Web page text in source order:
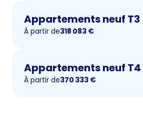
Appartements neuf T3
À partir de318 083 €
Appartements neuf T4
À partir de370 333 €